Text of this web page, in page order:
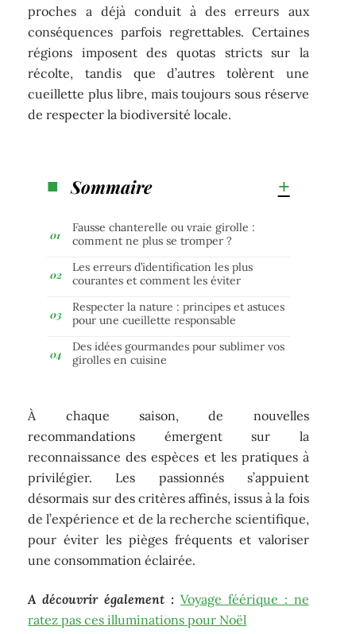
proches a déjà conduit à des erreurs aux
conséquences parfois regrettables. Certaines
régions imposent des quotas stricts sur la
récolte, tandis que d’autres tolèrent une
cueillette plus libre, mais toujours sous réserve
de respecter la biodiversité locale.
Sommaire
Fausse chanterelle ou vraie girolle :
comment ne plus se tromper ?
Les erreurs d’identification les plus
courantes et comment les éviter
Respecter la nature : principes et astuces
pour une cueillette responsable
Des idées gourmandes pour sublimer vos
girolles en cuisine
À chaque saison, de nouvelles
recommandations émergent sur la
reconnaissance des espèces et les pratiques à
privilégier. Les passionnés s’appuient
désormais sur des critères affinés, issus à la fois
de l’expérience et de la recherche scientifique,
pour éviter les pièges fréquents et valoriser
une consommation éclairée.
A découvrir également : Voyage féérique : ne
ratez pas ces illuminations pour Noël